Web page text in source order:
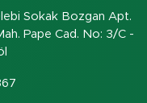
Sokak Bozgan Apt.
Pape Cad. No: 3/C -